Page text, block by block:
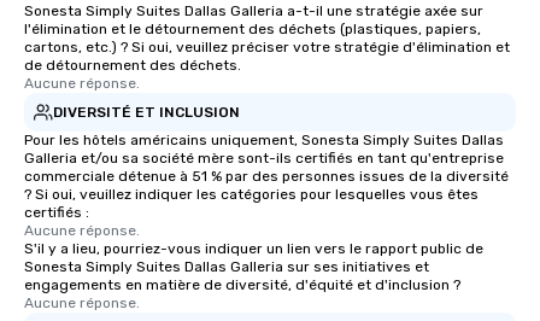
Sonesta Simply Suites Dallas Galleria a-t-il une stratégie axée sur
l'élimination et le détournement des déchets (plastiques, papiers,
cartons, etc.) ? Si oui, veuillez préciser votre stratégie d'élimination et
de détournement des déchets.
Aucune réponse.
DIVERSITÉ ET INCLUSION
Pour les hôtels américains uniquement, Sonesta Simply Suites Dallas
Galleria et/ou sa société mère sont-ils certifiés en tant qu'entreprise
commerciale détenue à 51 % par des personnes issues de la diversité
? Si oui, veuillez indiquer les catégories pour lesquelles vous êtes
certifiés :
Aucune réponse.
S'il y a lieu, pourriez-vous indiquer un lien vers le rapport public de
Sonesta Simply Suites Dallas Galleria sur ses initiatives et
engagements en matière de diversité, d'équité et d'inclusion ?
Aucune réponse.